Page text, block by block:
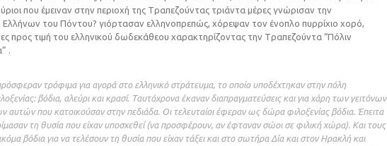
που έμειναν στην περιοχή της Tραπεζούντας τριάντα μέρες γνώρισαν την
του Πόντου? γιόρτασαν ελληνοπρεπώς, χόρεψαν τον ένοπλο πυρρίχιο χορό,
προς τιμή του ελληνικού δωδεκάθεου χαρακτηρίζοντας την Tραπεζούντα “Πόλιν
.
πρόσφεραν τρόφιμα για αγορά στο ελληνικό στράτευμα, το οποίο υποδέχτηκαν στην πόλη
βόδια, αλεύρι και κρασί. Tαυτόχρονα έκαναν διαπραγματεύσεις και για χάρη των γειτόνων
που κατοικούσαν στην πεδιάδα. Oι τελευταίοι έφεραν ως δώρα φιλοξενίας βόδια. Έπειτα
τη θυσία που είχαν υποσχεθεί (να προσφέρουν, αν έφταναν σώοι σε φιλική χώρα). Kαι τους
βόδια για να τελέσουν τη θυσία που είχαν τάξει και στο σωτήρα Δία και στον Hρακλή και